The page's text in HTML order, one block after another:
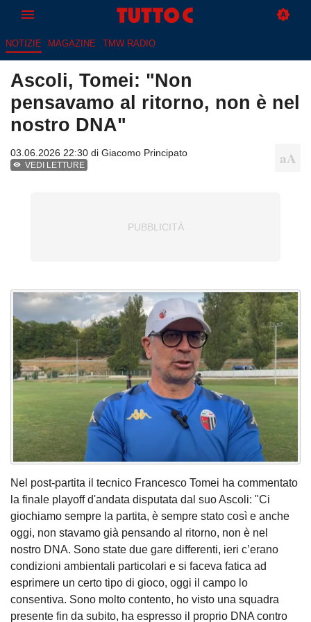
NOTIZIE MAGAZINE TMW RADIO
Ascoli, Tomei: "Non
pensavamo al ritorno, non è nel
nostro DNA"
03.06.2026 22:30 di Giacomo Principato
VEDI LETTURE
Nel post-partita il tecnico Francesco Tomei ha commentato
la finale playoff d'andata disputata dal suo Ascoli: "Ci
giochiamo sempre la partita, è sempre stato così e anche
oggi, non stavamo già pensando al ritorno, non è nel
nostro DNA. Sono state due gare differenti, ieri c’erano
condizioni ambientali particolari e si faceva fatica ad
esprimere un certo tipo di gioco, oggi il campo lo
consentiva. Sono molto contento, ho visto una squadra
presente fin da subito, ha espresso il proprio DNA contro